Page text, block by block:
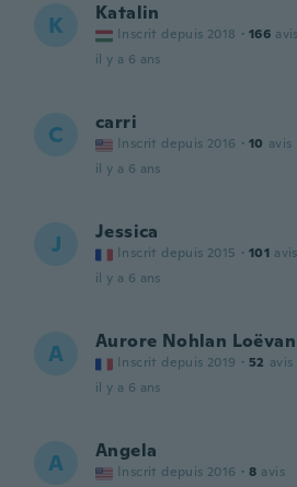
K Katalin
Inscrit depuis 2018 · 166 avis
il y a 6 ans
C carri
Inscrit depuis 2016 · 10 avis
il y a 6 ans
J Jessica
Inscrit depuis 2015 · 101 avis
il y a 6 ans
A Aurore Nohlan Loëvan
Inscrit depuis 2019 · 52 avis
il y a 6 ans
A Angela
Inscrit depuis 2016 · 8 avis